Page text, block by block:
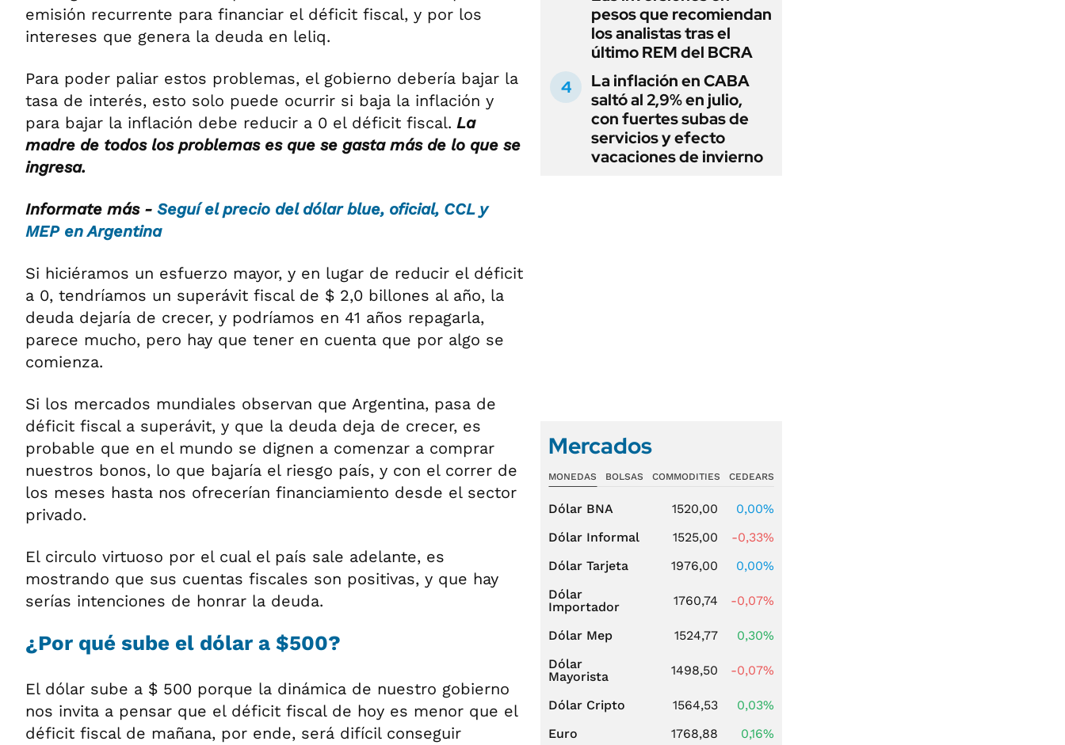
emisión recurrente para financiar el déficit fiscal, y por los
intereses que genera la deuda en leliq.
Para poder paliar estos problemas, el gobierno debería bajar la
tasa de interés, esto solo puede ocurrir si baja la inflación y
para bajar la inflación debe reducir a 0 el déficit fiscal. La
madre de todos los problemas es que se gasta más de lo que se
ingresa.
Informate más - Seguí el precio del dólar blue, oficial, CCL y
MEP en Argentina
Si hiciéramos un esfuerzo mayor, y en lugar de reducir el déficit
a 0, tendríamos un superávit fiscal de $ 2,0 billones al año, la
deuda dejaría de crecer, y podríamos en 41 años repagarla,
parece mucho, pero hay que tener en cuenta que por algo se
comienza.
Si los mercados mundiales observan que Argentina, pasa de
déficit fiscal a superávit, y que la deuda deja de crecer, es
probable que en el mundo se dignen a comenzar a comprar
nuestros bonos, lo que bajaría el riesgo país, y con el correr de
los meses hasta nos ofrecerían financiamiento desde el sector
privado.
El circulo virtuoso por el cual el país sale adelante, es
mostrando que sus cuentas fiscales son positivas, y que hay
serías intenciones de honrar la deuda.
¿Por qué sube el dólar a $500?
El dólar sube a $ 500 porque la dinámica de nuestro gobierno
nos invita a pensar que el déficit fiscal de hoy es menor que el
déficit fiscal de mañana, por ende, será difícil conseguir
pesos que recomiendan
los analistas tras el
último REM del BCRA
La inflación en CABA
saltó al 2,9% en julio,
con fuertes subas de
servicios y efecto
vacaciones de invierno
Mercados
MONEDAS BOLSAS COMMODITIES CEDEARS
Dólar BNA 1520,00
0,00%
Dólar Informal
1525,00
-0,33%
Dólar Tarjeta
1976,00
0,00%
Dólar
Importador
1760,74 -0,07%
Dólar Mep 1524,77
0,30%
Dólar
Mayorista
1498,50 -0,07%
Dólar Cripto 1564,53
0,03%
Euro
1768,88
0,16%